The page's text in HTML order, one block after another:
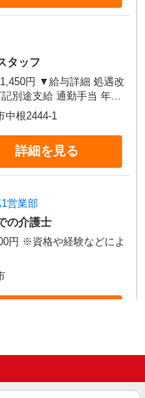
タッフ
詳細 処遇改
中根2444-1
詳細を見る
営業部
の介護士
円 ※資格や経験などによ
ービス♪日勤のみ！残業